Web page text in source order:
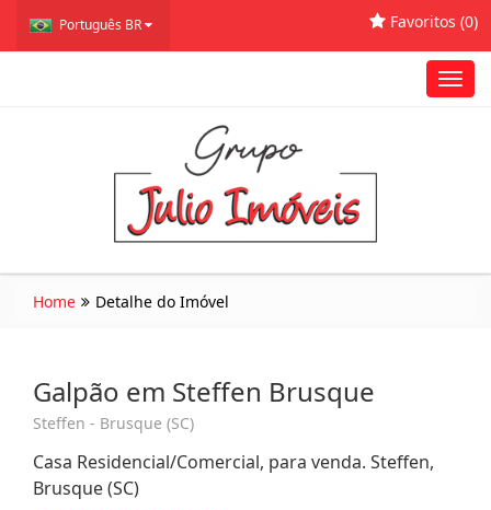
Português BR Favoritos (0)
Home Detalhe do Imóvel
Galpão em Steffen Brusque
Steffen - Brusque (SC)
Casa Residencial/Comercial, para venda. Steffen,
Brusque (SC)